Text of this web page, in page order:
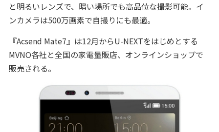
と明るいレンズで、暗い場所でも高品位な撮影可能。イ
ンカメラは500万画素で自撮りにも最適。
『Acsend Mate7』は12月からU-NEXTをはじめとする
MVNO各社と全国の家電量販店、オンラインショップで
販売される。